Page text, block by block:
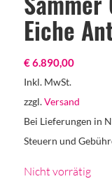
Eiche
€6.890,00
Inkl. MwSt.
zzgl.Versand
Bei Lieferungen in
Steuern und
Nicht vorrätig